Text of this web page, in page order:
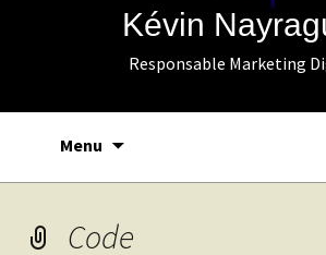
Kévin
Responsable Marketing
Menu
au
contenu
Code